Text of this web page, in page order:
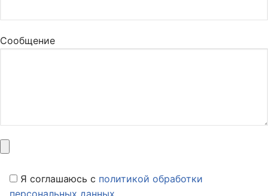
Сообщение
Я соглашаюсь c политикой обработки
персональных данных